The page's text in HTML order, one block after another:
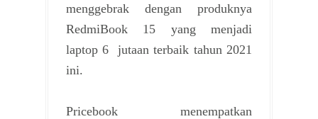
menggebrak dengan produknya
RedmiBook 15 yang menjadi
laptop 6 jutaan terbaik tahun 2021
ini.
Pricebook menempatkan